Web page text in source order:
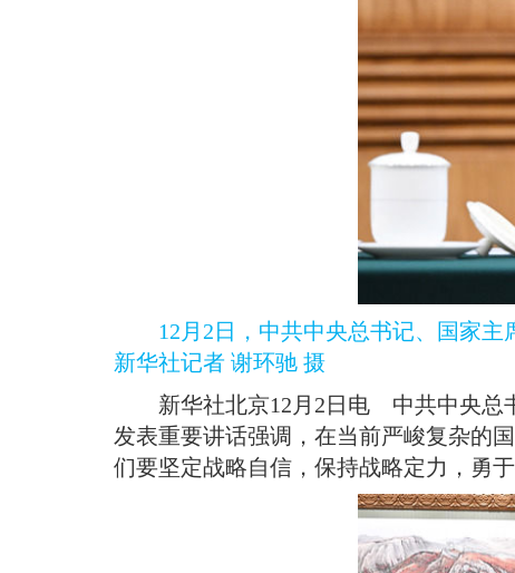
12月2日，中共中央总书记、国家
新华社记者 谢环驰 摄
新华社北京12月2日电 中共中央总
发表重要讲话强调，在当前严峻复杂的
们要坚定战略自信，保持战略定力，勇